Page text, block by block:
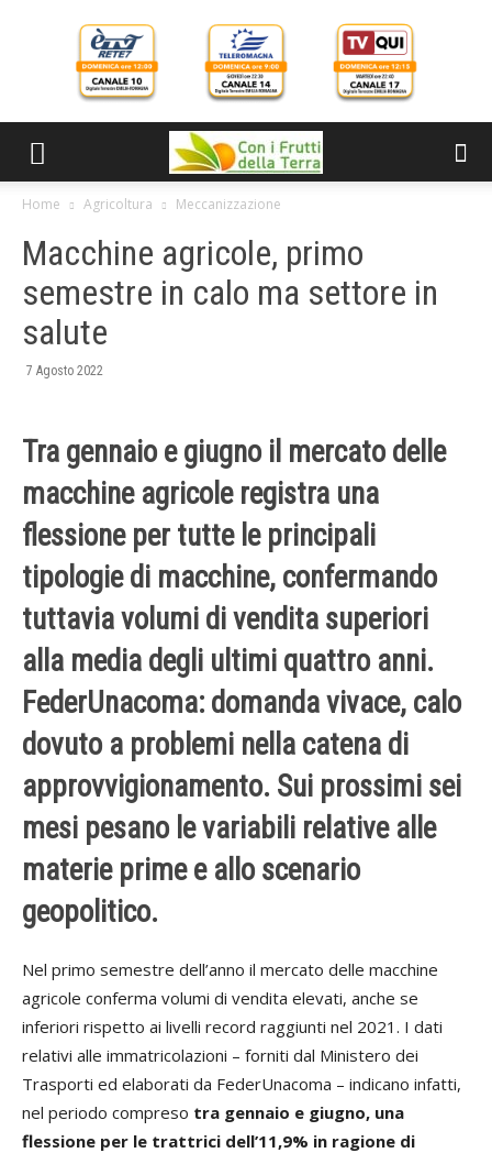
Home Agricoltura Meccanizzazione
Macchine agricole, primo
semestre in calo ma settore in
salute
7 Agosto 2022
Tra gennaio e giugno il mercato delle
macchine agricole registra una
flessione per tutte le principali
tipologie di macchine, confermando
tuttavia volumi di vendita superiori
alla media degli ultimi quattro anni.
FederUnacoma: domanda vivace, calo
dovuto a problemi nella catena di
approvvigionamento. Sui prossimi sei
mesi pesano le variabili relative alle
materie prime e allo scenario
geopolitico.
Nel primo semestre dell’anno il mercato delle macchine
agricole conferma volumi di vendita elevati, anche se
inferiori rispetto ai livelli record raggiunti nel 2021. I dati
relativi alle immatricolazioni – forniti dal Ministero dei
Trasporti ed elaborati da FederUnacoma – indicano infatti,
nel periodo compreso tra gennaio e giugno, una
flessione per le trattrici dell’11,9% in ragione di